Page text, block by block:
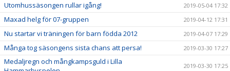
Utomhussäsongen rullar igång! 2019-05-04 17:32
Maxad helg för 07-gruppen 2019-04-12 17:31
Nu startar vi träningen för barn födda 2012 2019-04-07 17:29
Många tog säsongens sista chans att persa! 2019-03-30 17:27
Medaljregn och mångkampsguld i Lilla
2019-03-30 17:25